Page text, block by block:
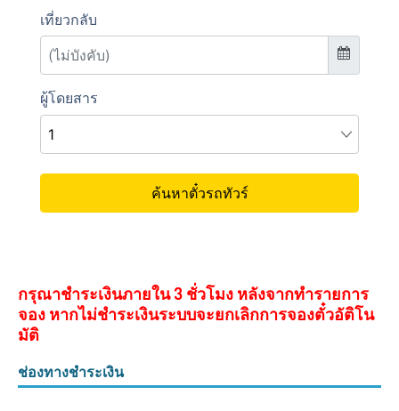
กรุณาชำระเงินภายใน 3 ชั่วโมง หลังจากทำรายการ
จอง หากไม่ชำระเงินระบบจะยกเลิกการจองตั๋วอัติโน
มัติ
ช่องทางชำระเงิน